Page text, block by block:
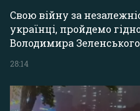
Свою війну за
українці, пройдемо
Володимира
28:14